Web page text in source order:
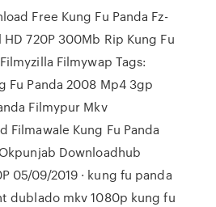
Free Kung Fu Panda Fz-
HD 720P 300Mb Rip Kung Fu
Filmywap Tags:
Fu Panda 2008 Mp4 3gp
Filmypur Mkv
Filmawale Kung Fu Panda
Downloadhub
05/09/2019 · kung fu panda
dublado mkv 1080p kung fu